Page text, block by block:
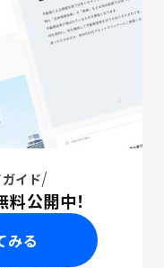
イド
公開中！
みる